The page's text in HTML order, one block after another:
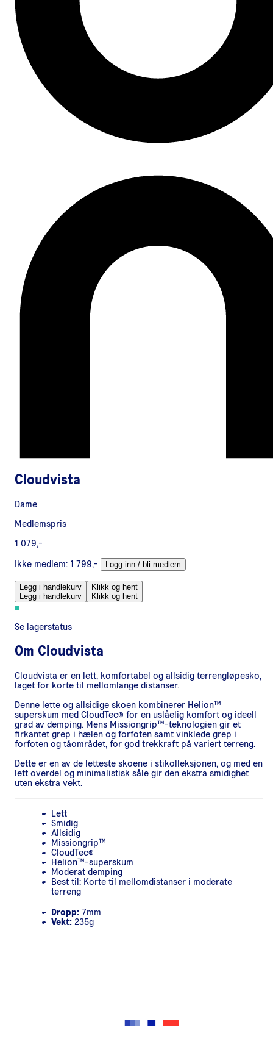
Cloudvista
Dame
Medlemspris
1 079,-
Ikke medlem: 1 799,- Logg inn / bli medlem
Legg i handlekurv
Legg i handlekurv
Klikk og hent
Klikk og hent
Se lagerstatus
Om Cloudvista
Cloudvista er en lett, komfortabel og allsidig terrengløpesko,
laget for korte til mellomlange distanser.
Denne lette og allsidige skoen kombinerer Helion™
superskum med CloudTec® for en uslåelig komfort og ideell
grad av demping. Mens Missiongrip™-teknologien gir et
firkantet grep i hælen og forfoten samt vinklede grep i
forfoten og tåområdet, for god trekkraft på variert terreng.
Dette er en av de letteste skoene i stikolleksjonen, og med en
lett overdel og minimalistisk såle gir den ekstra smidighet
uten ekstra vekt.
Lett
Smidig
Allsidig
Missiongrip™
CloudTec®
Helion™-superskum
Moderat demping
Best til: Korte til mellomdistanser i moderate
terreng
Dropp: 7mm
Vekt: 235g